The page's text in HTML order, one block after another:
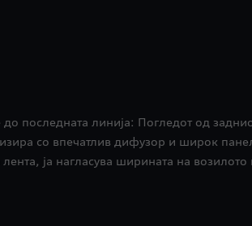
до последната линија: Погледот од
со впечатлив дифузор и широк
лента, ја нагласува ширината на